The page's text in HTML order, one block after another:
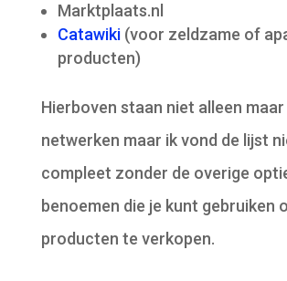
Marktplaats.nl
Catawiki(voor zeldzame of
producten)
Hierboven staan niet alleen
netwerken maar ik vond de lijst
compleet zonder de overige
benoemen die je kunt gebruiken
producten te verkopen.